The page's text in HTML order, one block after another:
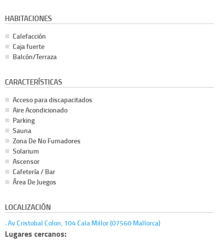
HABITACIONES
Calefacción
Caja fuerte
Balcón/Terraza
CARACTERÍSTICAS
Acceso para discapacitados
Aire Acondicionado
Parking
Sauna
Zona De No Fumadores
Solarium
Ascensor
Cafetería / Bar
Área De Juegos
LOCALIZACIÓN
. Av Cristobal Colon, 104 Cala Millor (07560 Mallorca)
Lugares cercanos: